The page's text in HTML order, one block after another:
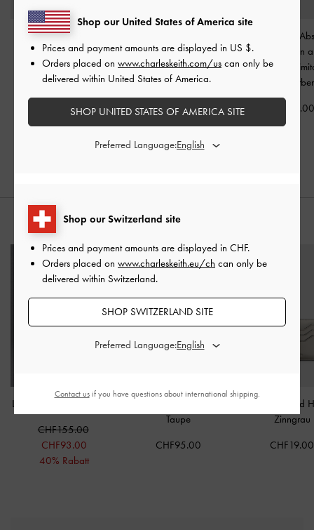
Espadrille-Flatform-
Sandalen mit
Doppelriemen aus
Wildlederimitat-
Sandfarben
CHF85.00
zum Binden aus
Wildlederimitat-
Sandfarben
CHF79.00
CHF63.00
20% Rabatt
Stiefeletten mit
Ziernähten
STYLE IT WITH
Leather Boxy Bag
CHF155.00
CHF93.00
40% Rabatt
Taupe
CHF95.00
Multi-Slot Card
Zinngrau
CHF19.00
Shop our Switzerland site
Prices and payment amounts are displayed in CHF.
Orders placed on www.charleskeith.eu/ch can only be
delivered within Switzerland.
SHOP SWITZERLAND SITE
Preferred Language:
Shop our United States of America site
Prices and payment amounts are displayed in US $.
Orders placed on www.charleskeith.com/us can only be
delivered within United States of America.
SHOP UNITED STATES OF AMERICA SITE
Preferred Language:
Contact usif you have questions about international shipping.